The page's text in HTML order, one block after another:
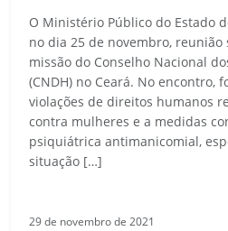
O Ministério Público do Estado
no dia 25 de novembro, reunião
missão do Conselho Nacional
(CNDH) no Ceará. No encontro,
violações de direitos humanos
contra mulheres e a medidas
psiquiátrica antimanicomial,
situação […]
29 de novembro de 2021